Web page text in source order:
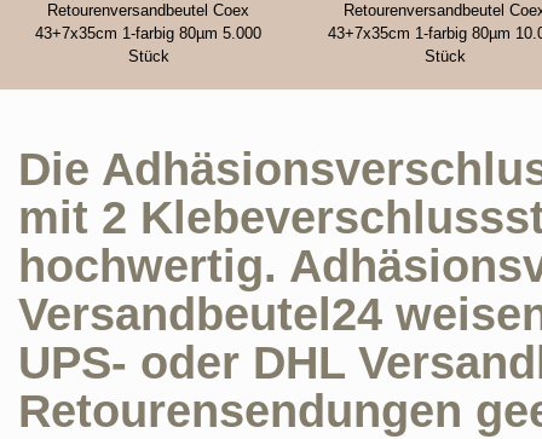
Retourenversandbeutel Coex
43+7x35cm 1-farbig 80µm 5.000
Stück
Retourenversandbeutel
43+7x35cm 1-farbig 80µm
Stück
Die
mit 2
hochwertig.
Versandbeutel24
UPS- oder DHL
Retourensendungen